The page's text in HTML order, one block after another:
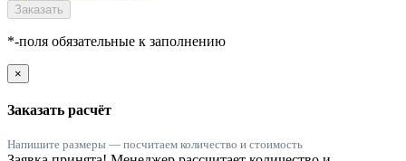
Заказать
*-поля обязательные к заполнению
×
Заказать расчёт
Напишите размеры — посчитаем количество и стоимость